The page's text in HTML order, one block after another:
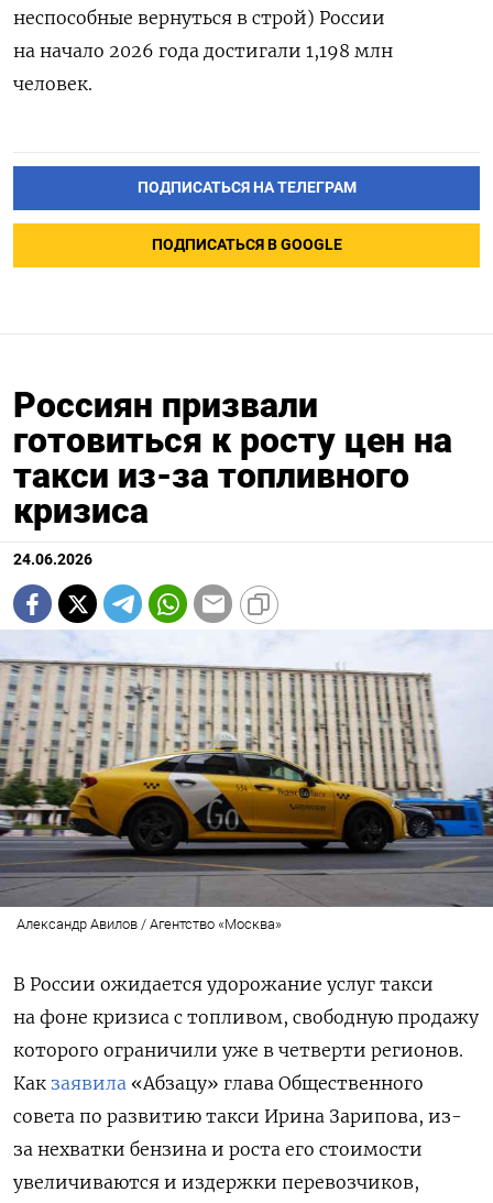
неспособные вернуться в строй) России
на начало 2026 года достигали 1,198 млн
человек.
ПОДПИСАТЬСЯ НА ТЕЛЕГРАМ
ПОДПИСАТЬСЯ В GOOGLE
Россиян призвали
готовиться к росту цен на
такси из-за топливного
кризиса
24.06.2026
Александр Авилов / Агентство «Москва»
В России ожидается удорожание услуг такси
на фоне кризиса с топливом, свободную продажу
которого ограничили уже в четверти регионов.
Как заявила «Абзацу» глава Общественного
совета по развитию такси Ирина Зарипова, из-
за нехватки бензина и роста его стоимости
увеличиваются и издержки перевозчиков,